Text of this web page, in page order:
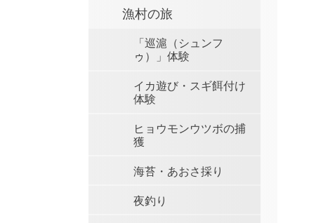
漁村の旅
「巡滬（シュンフ
ゥ）」体験
イカ遊び・スギ餌付け
体験
ヒョウモンウツボの捕
獲
海苔・あおさ採り
夜釣り